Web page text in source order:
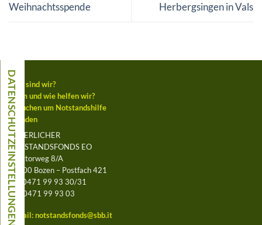
Weihnachtsspende
Herbergsingen in Vals
Wer sind wir?
Wem und wie helfen wir?
Ansuchen um Notstandshilfe
Spenden
BÄUERLICHER
NOTSTANDSFONDS EO
Leegtorweg 8/A
39100 Bozen – Postfach 421
Tel. 0471 99 93 30/31
Fax 0471 99 93 03
E-Mail: notstandsfonds@sbb.it